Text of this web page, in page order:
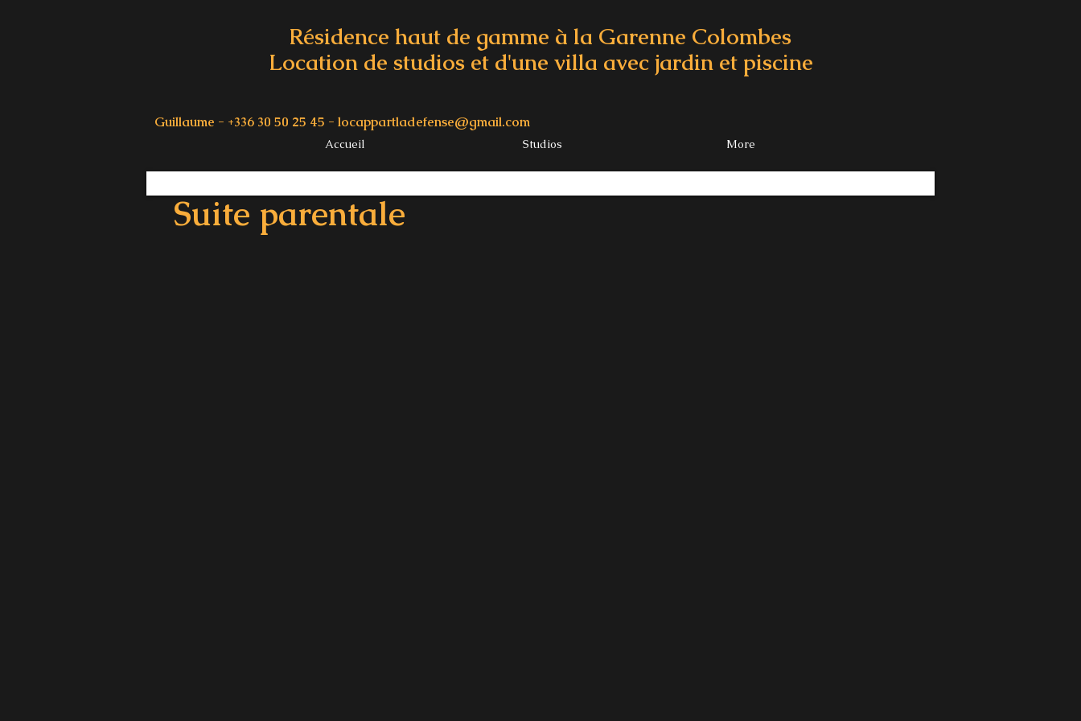
Résidence haut de gamme à la Garenne Colombes
Location de studios et d'une villa avec jardin et piscine
Guillaume - +336 30 50 25 45 - locappartladefense@gmail.com
Accueil Studios More
Suite parentale